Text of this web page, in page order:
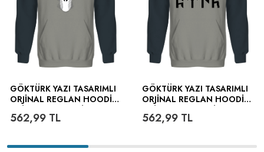
GÖKTÜRK YAZI TASARIMLI
ORJINAL REGLAN HOODIE
562,99 TL
GÖKTÜRK YAZI TASARIMLI
ORJINAL REGLAN HOODIE
562,99TL